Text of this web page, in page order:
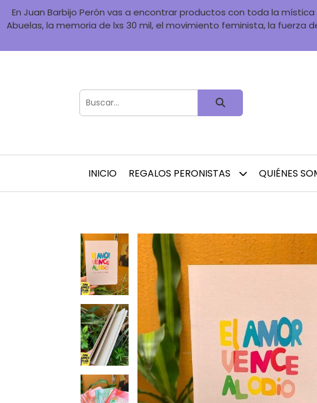
En Juan Barbijo Perón vas a encontrar productos con toda la
Abuelas, la memoria de lxs 30 mil, el movimiento feminista, la fuerza
INICIO REGALOS PERONISTAS QUIÉNES